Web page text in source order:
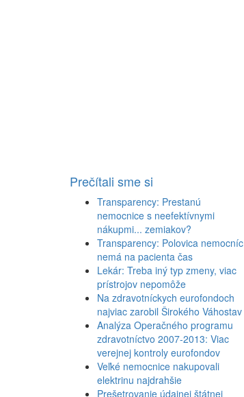
Prečítali sme si
Transparency: Prestanú
nemocnice s neefektívnymi
nákupmi... zemiakov?
Transparency: Polovica nemocníc
nemá na pacienta čas
Lekár: Treba iný typ zmeny, viac
prístrojov nepomôže
Na zdravotníckych eurofondoch
najviac zarobil Širokého Váhostav
Analýza Operačného programu
zdravotníctvo 2007-2013: Viac
verejnej kontroly eurofondov
Veľké nemocnice nakupovali
elektrinu najdrahšie
Prešetrovanie údajnej štátnej